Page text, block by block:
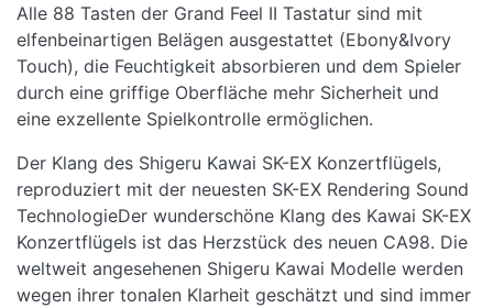
Alle 88 Tasten der Grand Feel II Tastatur sind mit
elfenbeinartigen Belägen ausgestattet (Ebony&Ivory
Touch), die Feuchtigkeit absorbieren und dem Spieler
durch eine griffige Oberfläche mehr Sicherheit und
eine exzellente Spielkontrolle ermöglichen.
Der Klang des Shigeru Kawai SK-EX Konzertflügels,
reproduziert mit der neuesten SK-EX Rendering Sound
TechnologieDer wunderschöne Klang des Kawai SK-EX
Konzertflügels ist das Herzstück des neuen CA98. Die
weltweit angesehenen Shigeru Kawai Modelle werden
wegen ihrer tonalen Klarheit geschätzt und sind immer